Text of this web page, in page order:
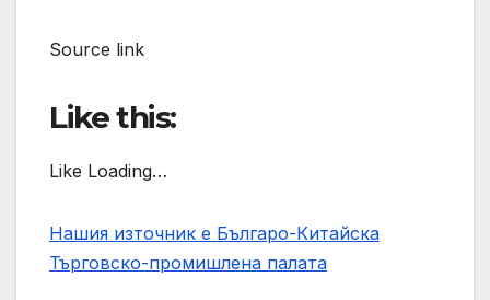
Source link
Like this:
Like Loading…
Нашия източник е Българо-Китайска
Търговско-промишлена палaта